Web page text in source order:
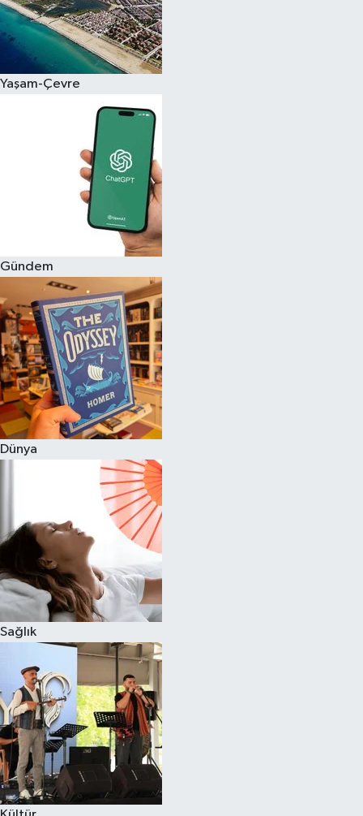
Yaşam-Çevre
Gündem
Dünya
Sağlık